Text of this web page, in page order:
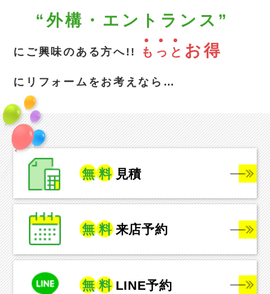
“外構・エントランス”
にご興味のある方へ!! も っ と お得
にリフォームをお考えなら…
無 料 見積
無 料 来店予約
無 料 LINE予約